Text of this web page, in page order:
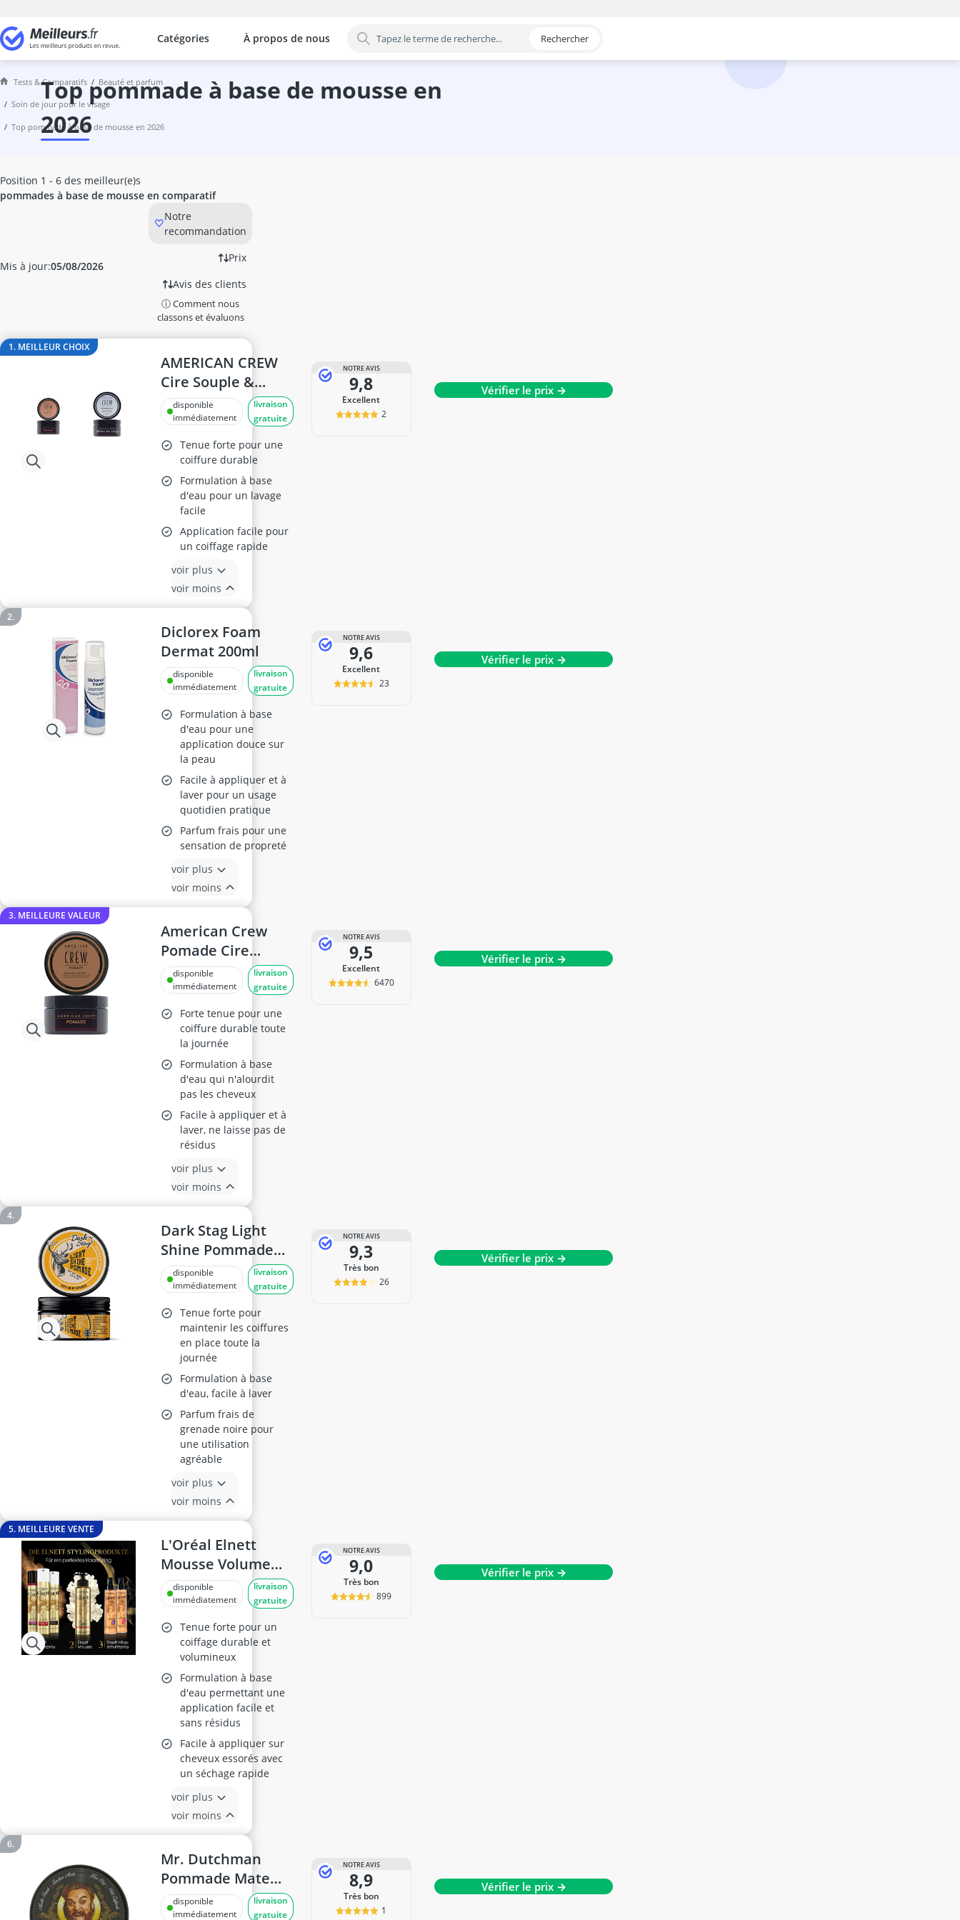
Catégories
Les comparaisons les plus populaires par catégorie
Beauté et Parfum
Ampoule collagène
anti-cernes
appareil coiffeur
Appareil ultrason visage
après-shampoing Balea
après-shampoing homme
après-shampoing sans rinçage
Aspirateur point noir
Bain alcalin
Bain de paraffine
Balea crème visage
base maquillage
BB creme
bentonite
bêta-glucanes
À propos de nous Rechercher
Tests & Comparatifs beauté et parfum
soin de jour pour le visage
top pommade à base de mousse en 2026
top pommade à base de mousse en
2026
Mis à jour:05/08/2026
Position 1 - 6 des meilleur(e)s
pommades à base de mousse en comparatif
Notre
recommandation
Prix
Avis des clients
ⓘ Comment nous
classons et évaluons
1. MEILLEUR CHOIX
AMERICAN CREW
Cire Souple &
Forte 85ml
disponible
immédiatement
livraison
gratuite
Tenue forte pour une
coiffure durable
Formulation à base
d'eau pour un lavage
facile
Application facile pour
un coiffage rapide
voir plus
voir moins
NOTRE AVIS
9,8
Excellent
2
Vérifier le prix →
Diclorex Foam
Dermat 200ml
disponible
immédiatement
livraison
gratuite
Formulation à base
d'eau pour une
application douce sur
la peau
Facile à appliquer et à
laver pour un usage
quotidien pratique
Parfum frais pour une
sensation de propreté
voir plus
voir moins
NOTRE AVIS
9,6
Excellent
23
Vérifier le prix →
3. MEILLEURE VALEUR
American Crew
Pomade Cire
Coiffante 85ml
disponible
immédiatement
livraison
gratuite
Forte tenue pour une
coiffure durable toute
la journée
Formulation à base
d'eau qui n'alourdit
pas les cheveux
Facile à appliquer et à
laver, ne laisse pas de
résidus
voir plus
voir moins
NOTRE AVIS
9,5
Excellent
6470
Vérifier le prix →
Dark Stag Light
Shine Pommade
100 ml
disponible
immédiatement
livraison
gratuite
Tenue forte pour
maintenir les coiffures
en place toute la
journée
Formulation à base
d'eau, facile à laver
Parfum frais de
grenade noire pour
une utilisation
agréable
voir plus
voir moins
NOTRE AVIS
9,3
Très bon
26
Vérifier le prix →
5. MEILLEURE VENTE
L'Oréal Elnett
Mousse Volume
200 ml
disponible
immédiatement
livraison
gratuite
Tenue forte pour un
coiffage durable et
volumineux
Formulation à base
d'eau permettant une
application facile et
sans résidus
Facile à appliquer sur
cheveux essorés avec
un séchage rapide
voir plus
voir moins
NOTRE AVIS
9,0
Très bon
899
Vérifier le prix →
Mr. Dutchman
Pommade Mate
100 ml
disponible
immédiatement
livraison
gratuite
NOTRE AVIS
8,9
Très bon
1
Vérifier le prix →